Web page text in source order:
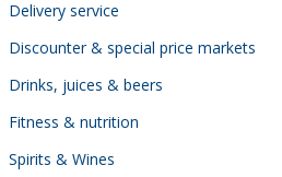
Delivery service
Discounter & special price markets
Drinks, juices & beers
Fitness & nutrition
Spirits & Wines